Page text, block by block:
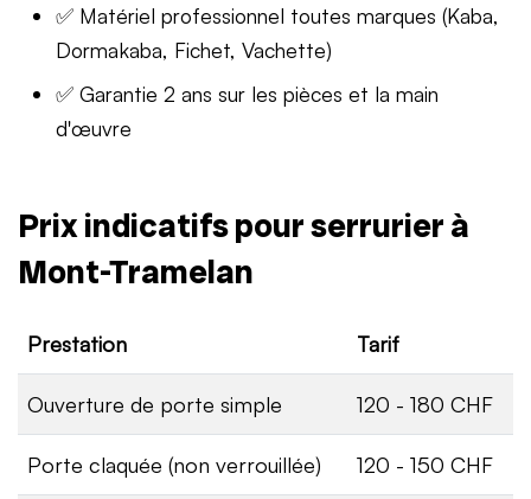
✅ Matériel professionnel toutes marques (Kaba,
Dormakaba, Fichet, Vachette)
✅ Garantie 2 ans sur les pièces et la main
d'œuvre
Prix indicatifs pour serrurier à
Mont-Tramelan
Prestation Tarif
Ouverture de porte simple 120 - 180 CHF
Porte claquée (non verrouillée) 120 - 150 CHF